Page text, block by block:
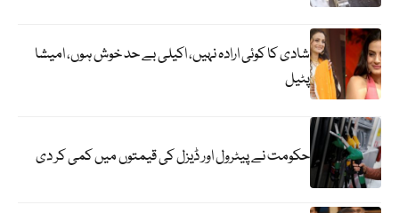
شادی کا کوئی ارادہ نہیں، اکیلی بے حد خوش ہوں، امیشا
پٹیل
حکومت نے پیٹرول اور ڈیزل کی قیمتوں میں کمی کر دی